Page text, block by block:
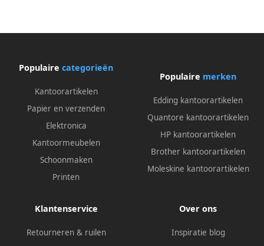
Populaire categorieën
Kantoorartikelen
Papier en verzenden
Elektronica
Kantoormeubelen
Schoonmaken
Printen
Populaire merken
Edding kantoorartikelen
Quantore kantoorartikelen
HP kantoorartikelen
Brother kantoorartikelen
Moleskine kantoorartikelen
Klantenservice
Retourneren & ruilen
Over ons
Inspiratie blog